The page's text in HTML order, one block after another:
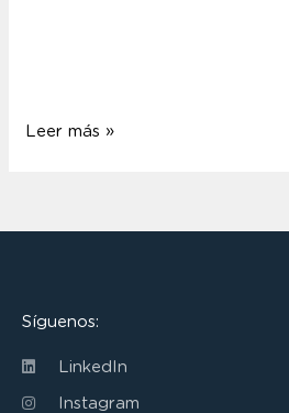
Leer más »
Síguenos:
LinkedIn
Instagram